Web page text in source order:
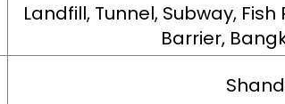
Landfill, Tunnel, Subway,
Barrier,